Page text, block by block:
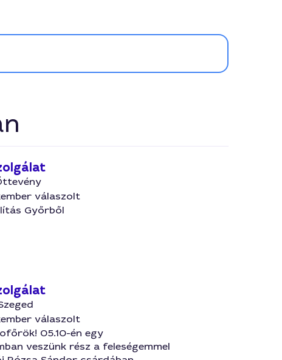
válaszolt
Győrből
válaszolt
05.10-én egy
veszünk rész a feleségemmel